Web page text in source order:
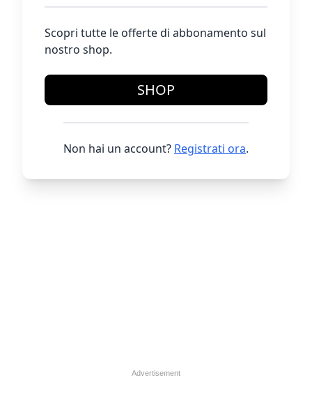
Scopri tutte le offerte di abbonamento sul
nostro shop.
SHOP
Non hai un account? Registrati ora.